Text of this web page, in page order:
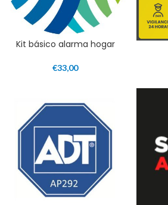
Kit básico alarma hogar
€33,00